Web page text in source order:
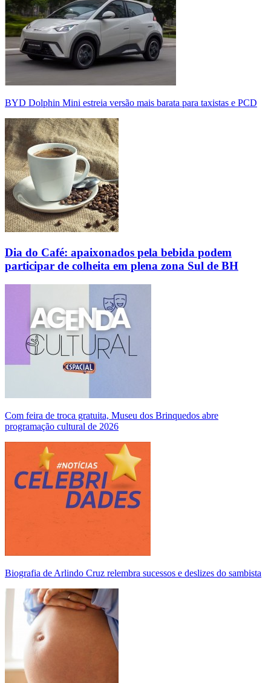
BYD Dolphin Mini estreia versão mais barata para taxistas e PCD
Dia do Café: apaixonados pela bebida podem
participar de colheita em plena zona Sul de BH
Com feira de troca gratuita, Museu dos Brinquedos abre
programação cultural de 2026
Biografia de Arlindo Cruz relembra sucessos e deslizes do sambista